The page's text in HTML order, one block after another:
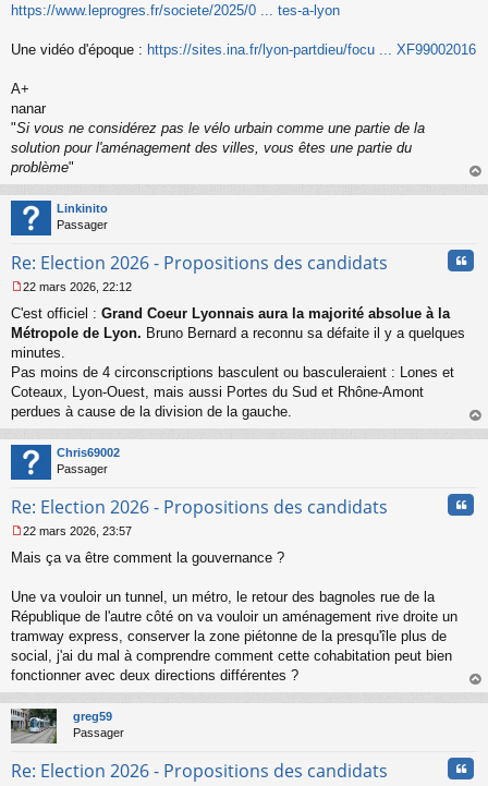
https://www.leprogres.fr/societe/2025/0 ... tes-a-lyon
Une vidéo d'époque : https://sites.ina.fr/lyon-partdieu/focu ... XF99002016
A+
nanar
"Si vous ne considérez pas le vélo urbain comme une partie de la
solution pour l'aménagement des villes, vous êtes une partie du
problème"
au
Linkinito
Passager
Re: Election 2026 - Propositions des candidats
e
s
s
g
e
n
o
n
l
u
22 mars 2026, 22:12
C'est officiel : Grand Coeur Lyonnais aura la majorité absolue à la
Métropole de Lyon. Bruno Bernard a reconnu sa défaite il y a quelques
minutes.
Pas moins de 4 circonscriptions basculent ou basculeraient : Lones et
Coteaux, Lyon-Ouest, mais aussi Portes du Sud et Rhône-Amont
perdues à cause de la division de la gauche.
au
Chris69002
Passager
Re: Election 2026 - Propositions des candidats
e
s
a
g
e
n
o
n
l
u
22 mars 2026, 23:57
Mais ça va être comment la gouvernance ?
Une va vouloir un tunnel, un métro, le retour des bagnoles rue de la
République de l'autre côté on va vouloir un aménagement rive droite un
tramway express, conserver la zone piétonne de la presqu'île plus de
social, j'ai du mal à comprendre comment cette cohabitation peut bien
fonctionner avec deux directions différentes ?
au
greg59
Passager
Re: Election 2026 - Propositions des candidats